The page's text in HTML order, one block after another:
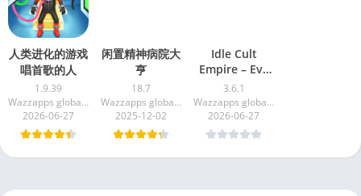
人类进化的游戏
唱首歌的人
1.9.39
Wazzapps global limited
2026-06-27
闲置精神病院大
亨
18.7
Wazzapps global limited
2025-12-02
Idle Cult
Empire – Evil
Tycoon
3.6.1
Wazzapps global limited
2026-06-27